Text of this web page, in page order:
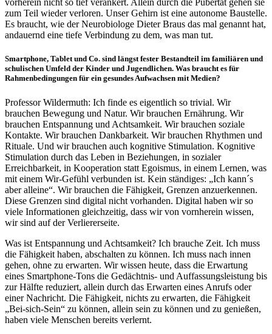
vorherein nicht so tief verankert. Allein durch die Pubertät gehen sie
zum Teil wieder verloren. Unser Gehirn ist eine autonome Baustelle.
Es braucht, wie der Neurobiologe Dieter Braus das mal genannt hat,
andauernd eine tiefe Verbindung zu dem, was man tut.
Smartphone, Tablet und Co. sind längst fester Bestandteil im familiären und
schulischen Umfeld der Kinder und Jugendlichen. Was braucht es für
Rahmenbedingungen für ein gesundes Aufwachsen mit Medien?
Professor Wildermuth: Ich finde es eigentlich so trivial. Wir
brauchen Bewegung und Natur. Wir brauchen Ernährung. Wir
brauchen Entspannung und Achtsamkeit. Wir brauchen soziale
Kontakte. Wir brauchen Dankbarkeit. Wir brauchen Rhythmen und
Rituale. Und wir brauchen auch kognitive Stimulation. Kognitive
Stimulation durch das Leben in Beziehungen, in sozialer
Erreichbarkeit, in Kooperation statt Egoismus, in einem Lernen, was
mit einem Wir-Gefühl verbunden ist. Kein ständiges: „Ich kann´s
aber alleine“. Wir brauchen die Fähigkeit, Grenzen anzuerkennen.
Diese Grenzen sind digital nicht vorhanden. Digital haben wir so
viele Informationen gleichzeitig, dass wir von vornherein wissen,
wir sind auf der Verliererseite.
Was ist Entspannung und Achtsamkeit? Ich brauche Zeit. Ich muss
die Fähigkeit haben, abschalten zu können. Ich muss nach innen
gehen, ohne zu erwarten. Wir wissen heute, dass die Erwartung
eines Smartphone-Tons die Gedächtnis- und Auffassungsleistung bis
zur Hälfte reduziert, allein durch das Erwarten eines Anrufs oder
einer Nachricht. Die Fähigkeit, nichts zu erwarten, die Fähigkeit
„Bei-sich-Sein“ zu können, allein sein zu können und zu genießen,
haben viele Menschen bereits verlernt.